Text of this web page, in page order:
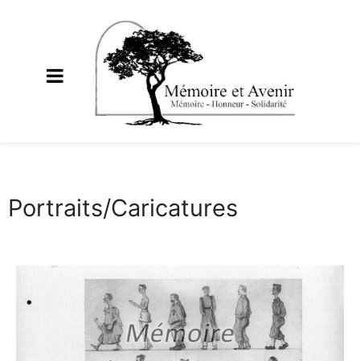
Portraits/Caricatures